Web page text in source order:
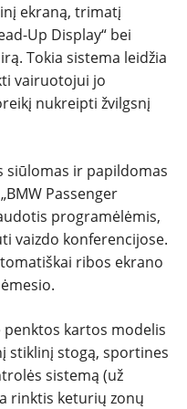
ekraną, trimatį
Up Display“ bei
Tokia sistema leidžia
vairuotojui jo
nukreipti žvilgsnį
siūlomas ir papildomas
Passenger
programėlėmis,
vaizdo konferencijose.
ribos ekrano
kartos modelis
stiklinį stogą, sportines
sistemą (už
rinktis keturių zonų